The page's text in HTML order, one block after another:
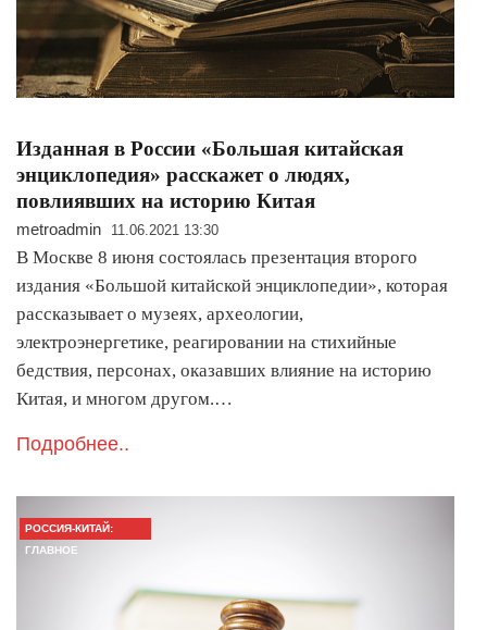
Изданная в России «Большая китайская
энциклопедия» расскажет о людях,
повлиявших на историю Китая
metroadmin 11.06.2021 13:30
В Москве 8 июня состоялась презентация второго
издания «Большой китайской энциклопедии», которая
рассказывает о музеях, археологии,
электроэнергетике, реагировании на стихийные
бедствия, персонах, оказавших влияние на историю
Китая, и многом другом.…
Подробнее..
РОССИЯ-КИТАЙ:
ГЛАВНОЕ